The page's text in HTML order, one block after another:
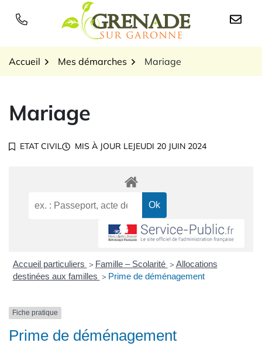
Logo Grenade sur
Accueil Mes démarches Mariage
Mariage
ETAT CIVIL MIS À JOUR LEJEUDI 20 JUIN 2024
Accueil particuliers > Famille – Scolarité > Allocations
destinées aux familles > Prime de déménagement
Fiche pratique
Prime de déménagement